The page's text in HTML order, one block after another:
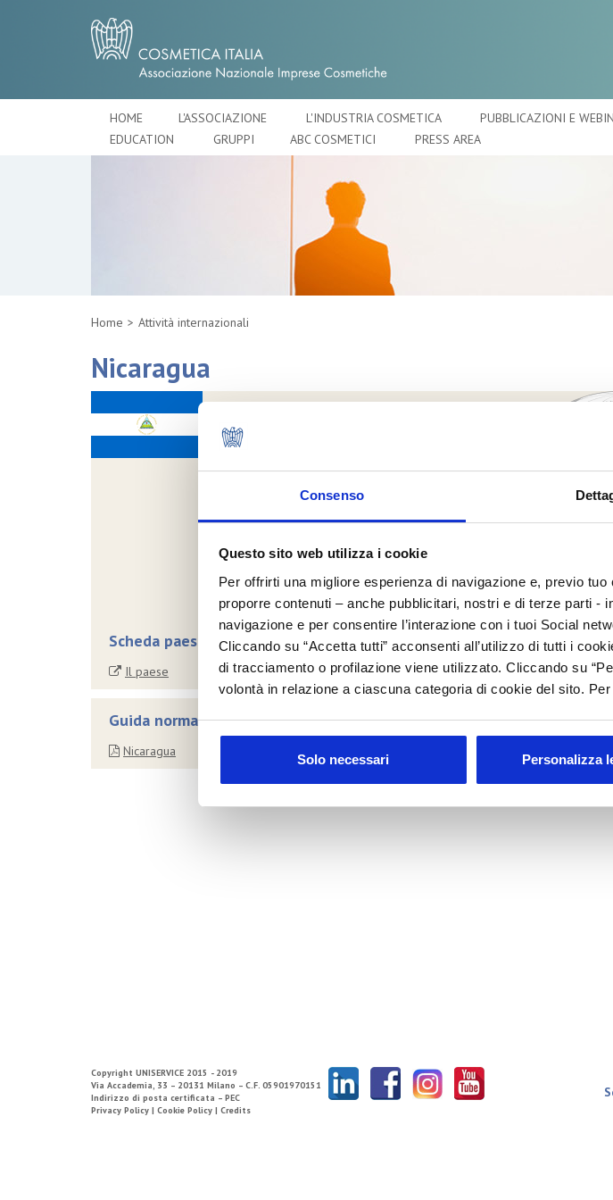
Consenso
Questo sito web utilizza i cookie
Per offrirti una migliore esperienza di navigazione e, previo
proporre contenuti – anche pubblicitari, nostri e di terze parti -
navigazione e per consentire l’interazione con i tuoi Social
Cliccando su “Accetta tutti” acconsenti all’utilizzo di tutti i
di tracciamento o profilazione viene utilizzato. Cliccando su
volontà in relazione a ciascuna categoria di cookie del sito.
Solo necessari Personalizza
HOME L'ASSOCIAZIONE L'INDUSTRIA COSMETICA PUBBLICAZIONI E
EDUCATION
GRUPPI ABC COSMETICI PRESS AREA
Home Attività internazionali
Nicaragua
Scheda paese
Il paese
Guida normativa all'esportazione
Nicaragua
Copyright UNISERVICE 2015 - 2019
Via Accademia, 33 – 20131 Milano – C.F. 05901970151
Indirizzo di posta certificata – PEC
Privacy Policy | Cookie Policy | Credits